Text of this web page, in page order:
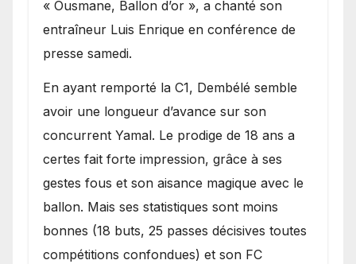
« Ousmane, Ballon d’or », a chanté son
entraîneur Luis Enrique en conférence de
presse samedi.
En ayant remporté la C1, Dembélé semble
avoir une longueur d’avance sur son
concurrent Yamal. Le prodige de 18 ans a
certes fait forte impression, grâce à ses
gestes fous et son aisance magique avec le
ballon. Mais ses statistiques sont moins
bonnes (18 buts, 25 passes décisives toutes
compétitions confondues) et son FC